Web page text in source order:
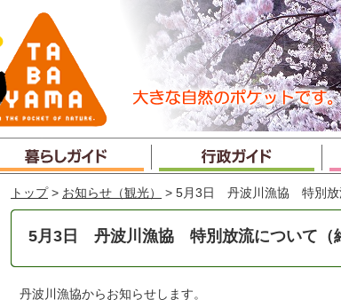
トップ > お知らせ（観光） > 5月3日 丹波川漁協 特別放
5月3日 丹波川漁協 特別放流について（
丹波川漁協からお知らせします。